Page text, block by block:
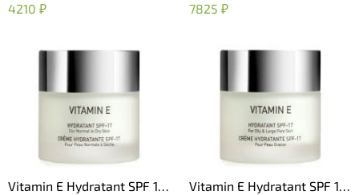
4210 ₽ 7825 ₽
Vitamin E Hydratant SPF 17
Vitamin E Hydratant SPF 17